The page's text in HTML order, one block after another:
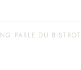
PARLE DU